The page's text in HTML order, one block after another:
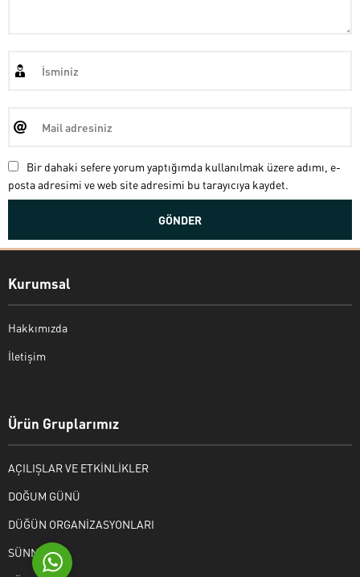
Bir dahaki sefere yorum yaptığımda kullanılmak üzere adımı, e-
posta adresimi ve web site adresimi bu tarayıcıya kaydet.
Kurumsal
Hakkımızda
İletişim
Ürün Gruplarımız
AÇILIŞLAR VE ETKİNLİKLER
DOĞUM GÜNÜ
DÜĞÜN ORGANİZASYONLARI
SÜNNET